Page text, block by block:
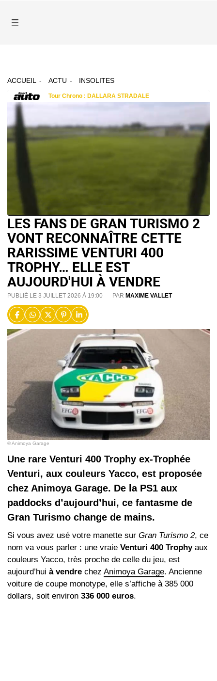
ACCUEIL ACTU INSOLITES
LES FANS DE GRAN TURISMO 2
VONT RECONNAÎTRE CETTE
RARISSIME VENTURI 400
TROPHY… ELLE EST
AUJOURD'HUI À VENDRE
PUBLIÉ LE 3 JUILLET 2026 À 19:00 PAR MAXIME VALLET
© Animoya Garage
Une rare Venturi 400 Trophy ex-Trophée
Venturi, aux couleurs Yacco, est proposée
chez Animoya Garage. De la PS1 aux
paddocks d’aujourd’hui, ce fantasme de
Gran Turismo change de mains.
Si vous avez usé votre manette sur Gran Turismo 2, ce
nom va vous parler : une vraie Venturi 400 Trophyaux
couleurs Yacco, très proche de celle du jeu, est
aujourd’hui à vendre chez Animoya Garage. Ancienne
voiture de coupe monotype, elle s’affiche à 385 000
dollars, soit environ 336 000 euros.